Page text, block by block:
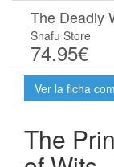
The Deadly
Snafu Store
74.95€
Ver la ficha
The